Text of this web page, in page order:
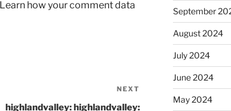
Learn how your comment data
Post
NEXT
highlandvalley: highlandvalley:
September
August 2024
July 2024
June 2024
May 2024